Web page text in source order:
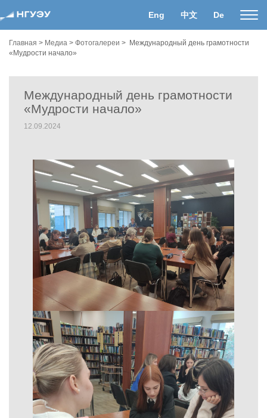
Eng 中文 De
Главная > Медиа > Фотогалереи > Международный день грамотности
«Мудрости начало»
Международный день грамотности
«Мудрости начало»
12.09.2024